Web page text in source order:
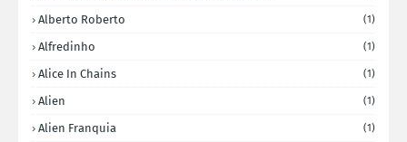
Alberto Roberto (1)
Alfredinho (1)
Alice In Chains (1)
Alien (1)
Alien Franquia (1)